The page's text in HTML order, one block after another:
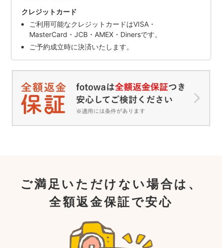
クレジットカード
ご利用可能なクレジットカードはVISA・
MasterCard・JCB・AMEX・Dinersです。
ご予約成立時に決済いたします。
ご満足いただけない場合は、
全額返金保証で安心